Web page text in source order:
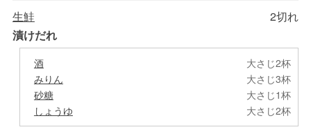
生鮭
2切れ
漬けだれ
酒
大さじ2杯
みりん
大さじ3杯
砂糖
大さじ1杯
しょうゆ
大さじ2杯